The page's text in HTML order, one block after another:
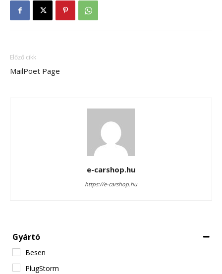
Előző cikk
MailPoet Page
e-carshop.hu
https://e-carshop.hu
Gyártó
Besen
PlugStorm